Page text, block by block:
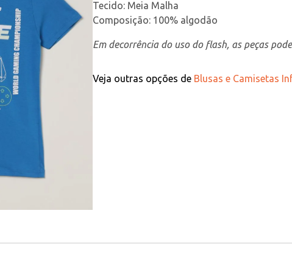
Tecido: Meia Malha
Composição: 100% algodão
Em decorrência do uso do flash, as peças
Veja outras opções de Blusas e Camisetas